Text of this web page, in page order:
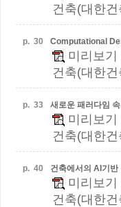
건축(대한
p. 30 Computational
미리보기
건축(대한
p. 33 새로운 패러다임
미리보기
건축(대한
p. 40 건축에서의 AI기반
미리보기
건축(대한